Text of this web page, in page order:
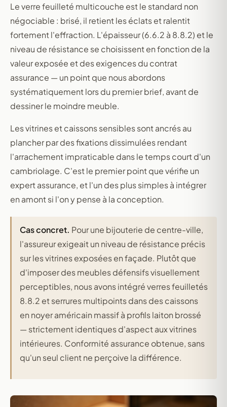
Le verre feuilleté multicouche est le standard non
négociable : brisé, il retient les éclats et ralentit
fortement l'effraction. L'épaisseur (6.6.2 à 8.8.2) et le
niveau de résistance se choisissent en fonction de la
valeur exposée et des exigences du contrat
assurance — un point que nous abordons
systématiquement lors du premier brief, avant de
dessiner le moindre meuble.
Les vitrines et caissons sensibles sont ancrés au
plancher par des fixations dissimulées rendant
l'arrachement impraticable dans le temps court d'un
cambriolage. C'est le premier point que vérifie un
expert assurance, et l'un des plus simples à intégrer
en amont si l'on y pense à la conception.
Cas concret. Pour une bijouterie de centre-ville,
l'assureur exigeait un niveau de résistance précis
sur les vitrines exposées en façade. Plutôt que
d'imposer des meubles défensifs visuellement
perceptibles, nous avons intégré verres feuilletés
8.8.2 et serrures multipoints dans des caissons
en noyer américain massif à profils laiton brossé
— strictement identiques d'aspect aux vitrines
intérieures. Conformité assurance obtenue, sans
qu'un seul client ne perçoive la différence.